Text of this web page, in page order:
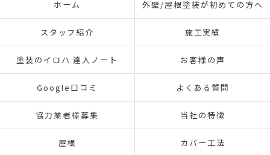
ホーム 外壁/屋根塗装が初めての方へ
スタッフ紹介 施工実績
塗装のイロハ 達人ノート お客様の声
Google口コミ よくある質問
協力業者様募集 当社の特徴
屋根 カバー工法